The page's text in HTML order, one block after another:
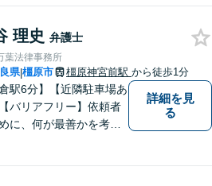
みを扱う法律事務所で
婚をお考えの方は一度
ください。
理史 弁護士
葉法律事務所
県|橿原市 橿原神宮前駅 から徒歩1分
倉駅6分】【近隣駐車場あ
バリアフリー】依頼者
に、何が最善かを考
詳細を見
る